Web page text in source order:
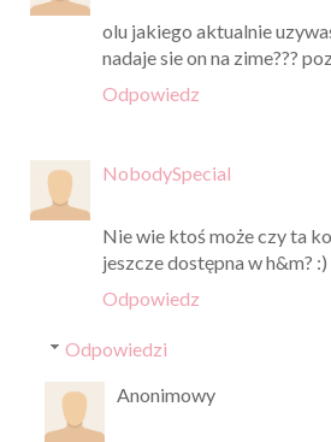
olu jakiego aktualnie
nadaje sie on na zime???
Odpowiedz
NobodySpecial
Nie wie ktoś może czy ta
jeszcze dostępna w h&m? :)
Odpowiedz
Odpowiedzi
Anonimowy